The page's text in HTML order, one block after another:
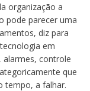
organização a
pode parecer uma
diz para
em
alarmes, controle
que
tempo, a falhar.